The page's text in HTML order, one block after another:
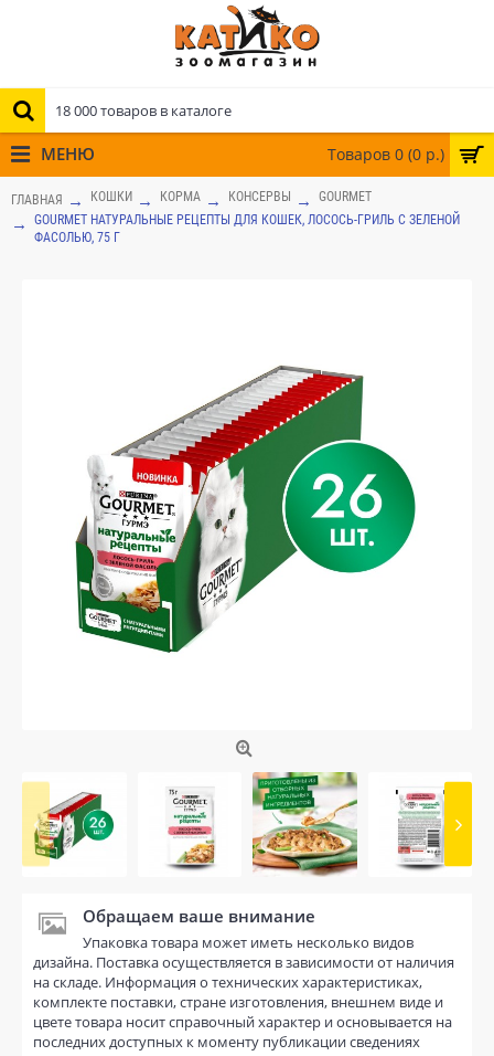
Товаров 0 (0 р.)
МЕНЮ
ГЛАВНАЯ КОШКИ КОРМА КОНСЕРВЫ
GOURMET
GOURMET НАТУРАЛЬНЫЕ РЕЦЕПТЫ ДЛЯ КОШЕК, ЛОСОСЬ-ГРИЛЬ С ЗЕЛЕНОЙ
ФАСОЛЬЮ, 75 Г
Обращаем ваше внимание
Упаковка товара может иметь несколько видов
дизайна. Поставка осуществляется в зависимости от наличия
на складе. Информация о технических характеристиках,
комплекте поставки, стране изготовления, внешнем виде и
цвете товара носит справочный характер и основывается на
последних доступных к моменту публикации сведениях